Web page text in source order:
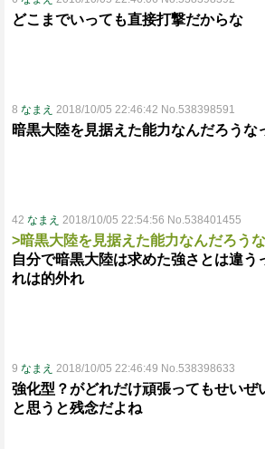
どこまでいっても直接打撃だからな
8 なまえ 2018/10/05 22:46:42 No.538398591
暗黒大陸を見据えた能力なんだろうな
42 なまえ 2018/10/05 22:54:56 No.538401455
>暗黒大陸を見据えた能力なんだろう
自分で暗黒大陸は求めた強さとは違う
れは的外れ
9 なまえ 2018/10/05 22:46:49 No.538398633
強化型？がどれだけ頑張ってもせいぜ
と思うと残念だよね